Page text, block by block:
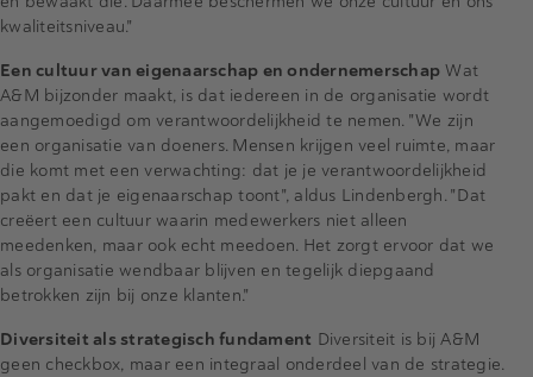
kwaliteitsniveau."
Een cultuur van eigenaarschap en ondernemerschap Wat
A&M bijzonder maakt, is dat iedereen in de organisatie wordt
aangemoedigd om verantwoordelijkheid te nemen. "We zijn
een organisatie van doeners. Mensen krijgen veel ruimte, maar
die komt met een verwachting: dat je je verantwoordelijkheid
pakt en dat je eigenaarschap toont", aldus Lindenbergh. "Dat
creëert een cultuur waarin medewerkers niet alleen
meedenken, maar ook echt meedoen. Het zorgt ervoor dat we
als organisatie wendbaar blijven en tegelijk diepgaand
betrokken zijn bij onze klanten."
Diversiteit als strategisch fundament Diversiteit is bij A&M
geen checkbox, maar een integraal onderdeel van de strategie.